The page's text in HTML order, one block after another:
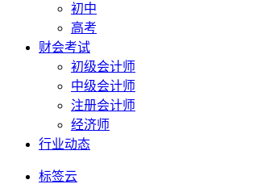
初中
高考
财会考试
初级会计师
中级会计师
注册会计师
经济师
行业动态
标签云